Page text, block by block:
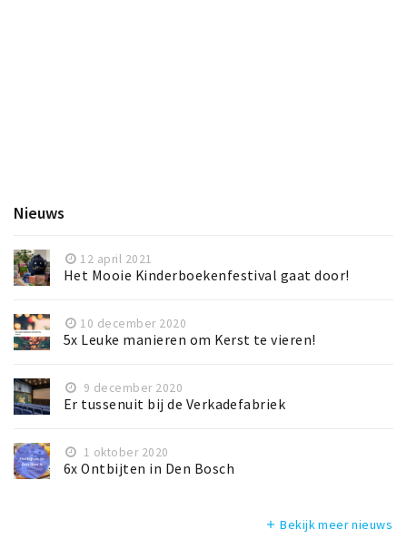
Nieuws
12 april 2021
Het Mooie Kinderboekenfestival gaat door!
10 december 2020
5x Leuke manieren om Kerst te vieren!
9 december 2020
Er tussenuit bij de Verkadefabriek
1 oktober 2020
6x Ontbijten in Den Bosch
add Bekijk meer nieuws